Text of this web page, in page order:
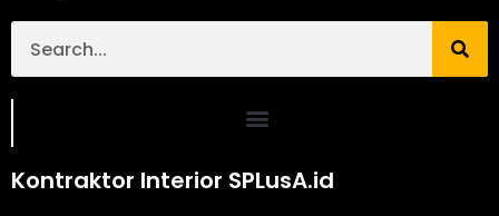
Kontraktor Interior SPLusA.id